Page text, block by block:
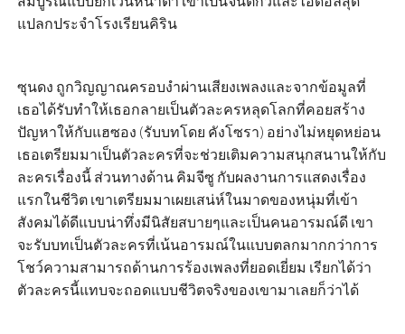
แปลกประจำโรงเรียนคิริน
ซุนดง ถูกวิญญาณครอบงำผ่านเสียงเพลงและจากข้อมูลที่
เธอได้รับทำให้เธอกลายเป็นตัวละครหลุดโลกที่คอยสร้าง
ปัญหาให้กับแฮซอง (รับบทโดย คังโซรา) อย่างไม่หยุดหย่อน
เธอเตรียมมาเป็นตัวละครที่จะช่วยเติมความสนุกสนานให้กับ
ละครเรื่องนี้ ส่วนทางด้าน คิมจีซู กับผลงานการแสดงเรื่อง
แรกในชีวิต เขาเตรียมมาเผยเสน่ห์ในมาดของหนุ่มที่เข้า
สังคมได้ดีแบบน่าทึ่งมีนิสัยสบายๆและเป็นคนอารมณ์ดี เขา
จะรับบทเป็นตัวละครที่เน้นอารมณ์ในแบบตลกมากกว่าการ
โชว์ความสามารถด้านการร้องเพลงที่ยอดเยี่ยม เรียกได้ว่า
ตัวละครนี้แทบจะถอดแบบชีวิตจริงของเขามาเลยก็ว่าได้